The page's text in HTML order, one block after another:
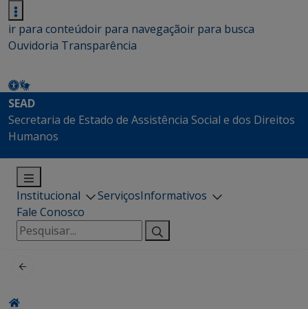
ir para conteúdoir para navegaçãoir para busca
Ouvidoria Transparência
SEAD
Secretaria de Estado de Assistência Social e dos Direitos
Humanos
Institucional ServiçosInformativos
Fale Conosco
Pesquisar
por: